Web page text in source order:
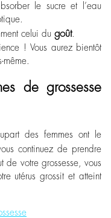
le sucre et l’eau
celui du goût.
! Vous aurez bientôt
même.
de grossesse
des femmes ont le
continuez de prendre
votre grossesse, vous
utérus grossit et atteint